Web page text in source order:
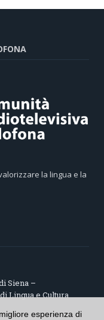
la lingua e la
Siena –
Lingua e Cultura
esperienza di